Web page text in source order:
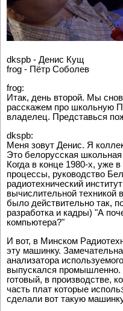
dkspb - Денис Кущ
frog - Пётр Соболев
frog:
Итак, день второй. Мы
расскажем про школьную
владелец. Представься
dkspb:
Меня зовут Денис. Я
Это белорусская
Когда в конце 1980-х, уже
процессы, руководство
радиотехнический
вычислительной техникой
было действительно так,
разработка и кадры) "А
компьютера?"
И вот, в Минском
эту машинку.
анализатора
выпускался
готовый, в производстве,
часть плат которые
сделали вот такую